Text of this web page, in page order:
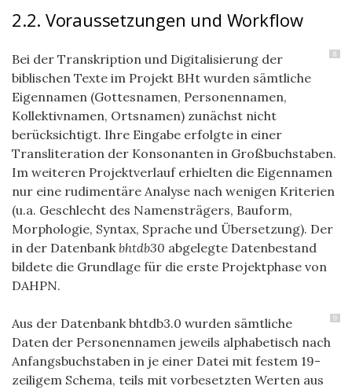
2.2. Voraussetzungen und Workflow
8
Bei der Transkription und Digitalisierung der
biblischen Texte im Projekt BHt wurden sämtliche
Eigennamen (Gottesnamen, Personennamen,
Kollektivnamen, Ortsnamen) zunächst nicht
berücksichtigt. Ihre Eingabe erfolgte in einer
Transliteration der Konsonanten in Großbuchstaben.
Im weiteren Projektverlauf erhielten die Eigennamen
nur eine rudimentäre Analyse nach wenigen Kriterien
(u.a. Geschlecht des Namensträgers, Bauform,
Morphologie, Syntax, Sprache und Übersetzung). Der
in der Datenbankbhtdb30 abgelegte Datenbestand
bildete die Grundlage für die erste Projektphase von
DAHPN.
9
Aus der Datenbank bhtdb3.0 wurden sämtliche
Daten der Personennamen jeweils alphabetisch nach
Anfangsbuchstaben in je einer Datei mit festem 19-
zeiligem Schema, teils mit vorbesetzten Werten aus